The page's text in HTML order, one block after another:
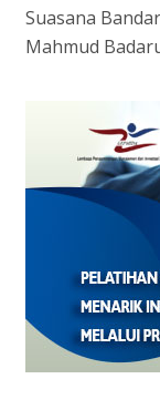
Suasana
Mahmud